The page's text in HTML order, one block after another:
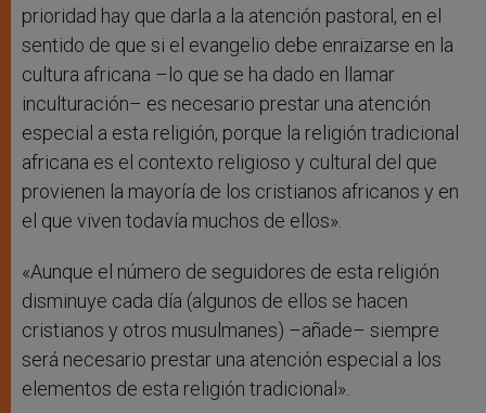
prioridad hay que darla a la atención pastoral, en el
sentido de que si el evangelio debe enraizarse en la
cultura africana –lo que se ha dado en llamar
inculturación– es necesario prestar una atención
especial a esta religión, porque la religión tradicional
africana es el contexto religioso y cultural del que
provienen la mayoría de los cristianos africanos y en
el que viven todavía muchos de ellos».
«Aunque el número de seguidores de esta religión
disminuye cada día (algunos de ellos se hacen
cristianos y otros musulmanes) –añade– siempre
será necesario prestar una atención especial a los
elementos de esta religión tradicional».